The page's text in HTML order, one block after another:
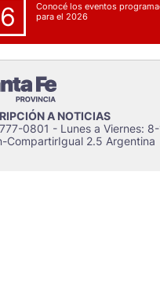
Conocé los eventos
para el 2026
A NOTICIAS
0801 - Lunes a Viernes:
CompartirIgual 2.5 Argentina